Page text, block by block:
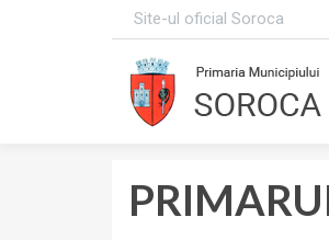
Site-ul oficial Soroca